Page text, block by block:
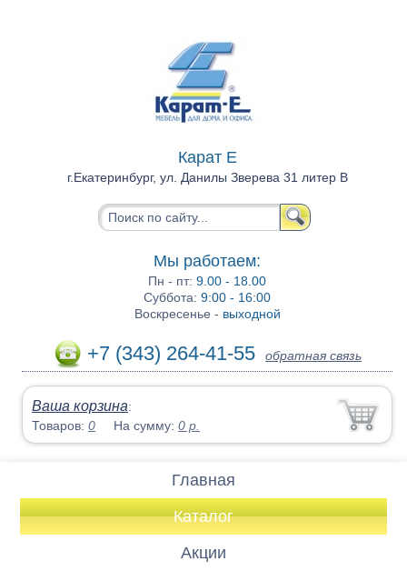
Карат Е
г.Екатеринбург, ул. Данилы Зверева 31 литер В
Мы работаем:
Пн - пт:9.00 - 18.00
Суббота:9:00 - 16:00
Воскресенье - выходной
+7 (343) 264-41-55 обратная связь
Ваша корзина:
Товаров:0 На сумму:0 р.
Главная
Каталог
Акции